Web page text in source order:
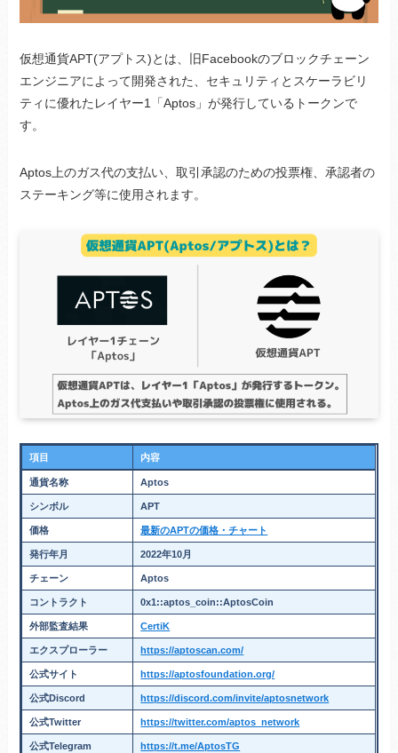
仮想通貨APT(アプトス)とは、旧Facebookのブロックチェーン
エンジニアによって開発された、セキュリティとスケーラビリ
ティに優れたレイヤー1「Aptos」が発行しているトークンで
す。
Aptos上のガス代の支払い、取引承認のための投票権、承認者の
ステーキング等に使用されます。
項目 内容
通貨名称 Aptos
シンボル APT
価格 最新のAPTの価格・チャート
発行年月 2022年10月
チェーン Aptos
コントラクト 0x1::aptos_coin::AptosCoin
外部監査結果 CertiK
エクスプローラー https://aptoscan.com/
公式サイト https://aptosfoundation.org/
公式Discord https://discord.com/invite/aptosnetwork
公式Twitter https://twitter.com/aptos_network
公式Telegram https://t.me/AptosTG